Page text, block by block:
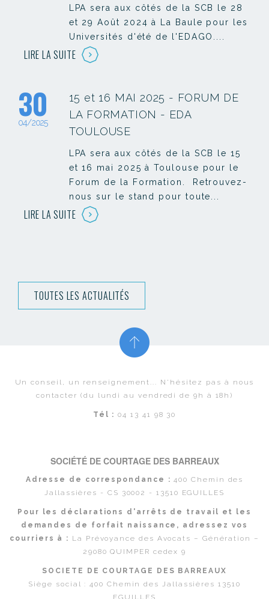
LPA sera aux côtés de la SCB le 28
et 29 Août 2024 à La Baule pour les
Universités d'été de l'EDAGO....
LIRE LA SUITE
30
04/2025
15 et 16 MAI 2025 - FORUM DE
LA FORMATION - EDA
TOULOUSE
LPA sera aux côtés de la SCB le 15
et 16 mai 2025 à Toulouse pour le
Forum de la Formation. Retrouvez-
nous sur le stand pour toute...
LIRE LA SUITE
TOUTES LES ACTUALITÉS
Un conseil, un renseignement... N'hésitez pas à nous
contacter (du lundi au vendredi de 9h à 18h)
Tél : 04 13 41 98 30
SOCIÉTÉ DE COURTAGE DES BARREAUX
Adresse de correspondance : 400 Chemin des
Jallassières - CS 30002 - 13510 EGUILLES
Pour les déclarations d'arrêts de travail et les
demandes de forfait naissance, adressez vos
courriers à : La Prévoyance des Avocats – Génération –
29080 QUIMPER cedex 9
SOCIETE DE COURTAGE DES BARREAUX
Siège social : 400 Chemin des Jallassières 13510